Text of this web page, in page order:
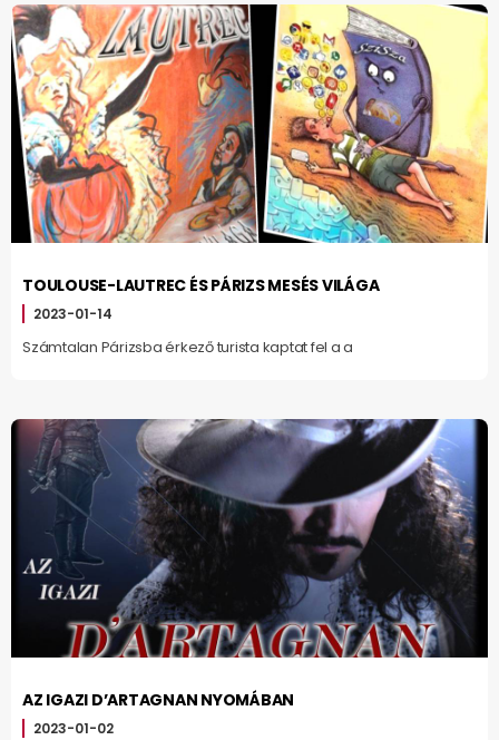
TOULOUSE-LAUTREC ÉS PÁRIZS MESÉS VILÁGA
2023-01-14
Számtalan Párizsba érkező turista kaptat fel a a
AZ IGAZI D’ARTAGNAN NYOMÁBAN
2023-01-02